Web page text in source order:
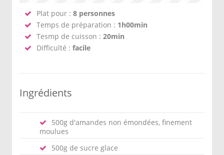
Plat pour : 8 personnes
Temps de préparation : 1h00min
Tesmp de cuisson : 20min
Difficulté : facile
Ingrédients
500g d'amandes non émondées, finement
moulues
500g de sucre glace